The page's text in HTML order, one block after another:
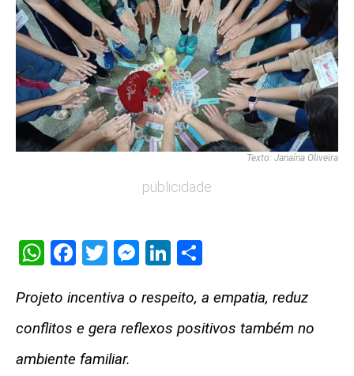
Texto: Janaína Oliveira
publicidade
WhatsApp
Facebook
Twitter
Messenger
LinkedIn
Projeto incentiva o respeito, a empatia, reduz
conflitos e gera reflexos positivos também no
ambiente familiar.